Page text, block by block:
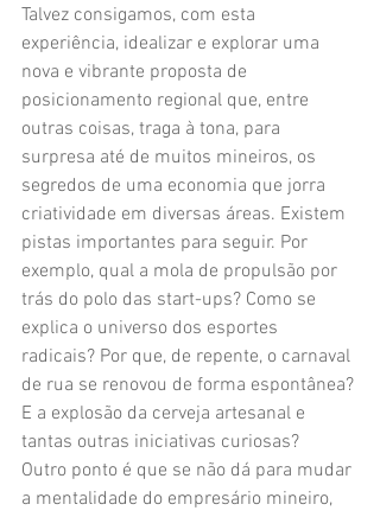
Talvez consigamos, com esta
experiência, idealizar e explorar uma
nova e vibrante proposta de
posicionamento regional que, entre
outras coisas, traga à tona, para
surpresa até de muitos mineiros, os
segredos de uma economia que jorra
criatividade em diversas áreas. Existem
pistas importantes para seguir. Por
exemplo, qual a mola de propulsão por
trás do polo das start-ups? Como se
explica o universo dos esportes
radicais? Por que, de repente, o carnaval
de rua se renovou de forma espontânea?
E a explosão da cerveja artesanal e
tantas outras iniciativas curiosas?
Outro ponto é que se não dá para mudar
a mentalidade do empresário mineiro,